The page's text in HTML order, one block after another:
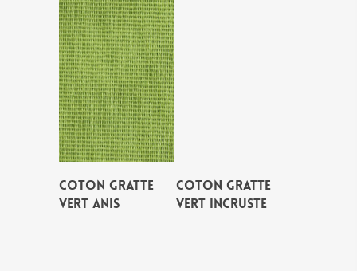
COTON GRATTE
VERT ANIS
COTON GRATTE
VERT INCRUSTE